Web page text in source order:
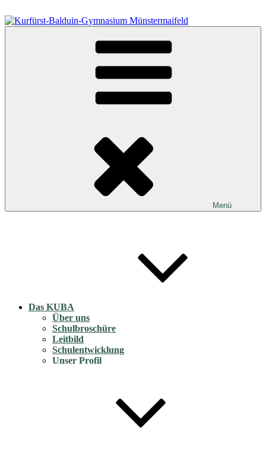
Inhalt
springen
Kurfürst-Balduin-Gymnasium Münstermaifeld
Menü
Das KUBA
Über uns
Schulbroschüre
Leitbild
Schulentwicklung
Unser Profil